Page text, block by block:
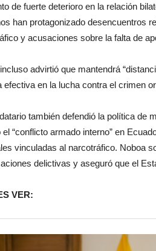
de fuerte deterioro en la relación
han protagonizado desencuentros
y acusaciones sobre la falta de
advirtió que mantendrá
efectiva en la lucha contra el crimen
también defendió la política de
el “conflicto armado interno” en
vinculadas al narcotráfico. Noboa
delictivas y aseguró que el
VER: